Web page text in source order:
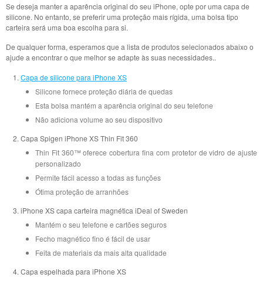
Se deseja manter a aparência original do seu iPhone, opte por uma capa de
silicone. No entanto, se preferir uma proteção mais rígida, uma bolsa tipo
carteira será uma boa escolha para si.
De qualquer forma, esperamos que a lista de produtos selecionados abaixo o
ajude a encontrar o que melhor se adapte às suas necessidades..
Capa de silicone para iPhone XS
Silicone fornece proteção diária de quedas
Esta bolsa mantém a aparência original do seu telefone
Não adiciona volume ao seu dispositivo
Capa Spigen iPhone XS Thin Fit 360
Thin Fit 360™ oferece cobertura fina com protetor de vidro de ajuste
personalizado
Permite fácil acesso a todas as funções
Ótima proteção de arranhões
iPhone XS capa carteira magnética iDeal of Sweden
Mantém o seu telefone e cartões seguros
Fecho magnético fino é fácil de usar
Feita de materiais da mais alta qualidade
Capa espelhada para iPhone XS